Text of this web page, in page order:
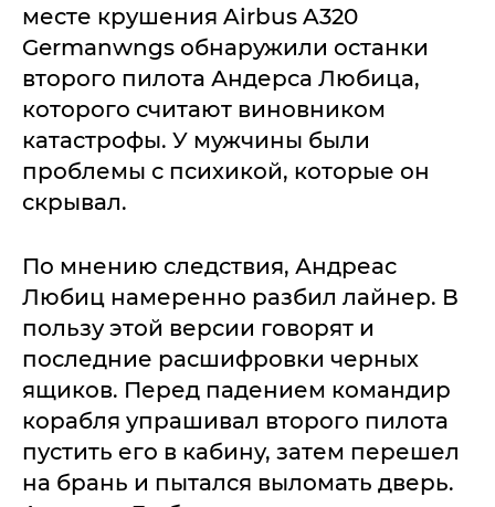
месте крушения Airbus A320
Germanwngs обнаружили останки
второго пилота Андерса Любица,
которого считают виновником
катастрофы. У мужчины были
проблемы с психикой, которые он
скрывал.
По мнению следствия, Андреас
Любиц намеренно разбил лайнер. В
пользу этой версии говорят и
последние расшифровки черных
ящиков. Перед падением командир
корабля упрашивал второго пилота
пустить его в кабину, затем перешел
на брань и пытался выломать дверь.